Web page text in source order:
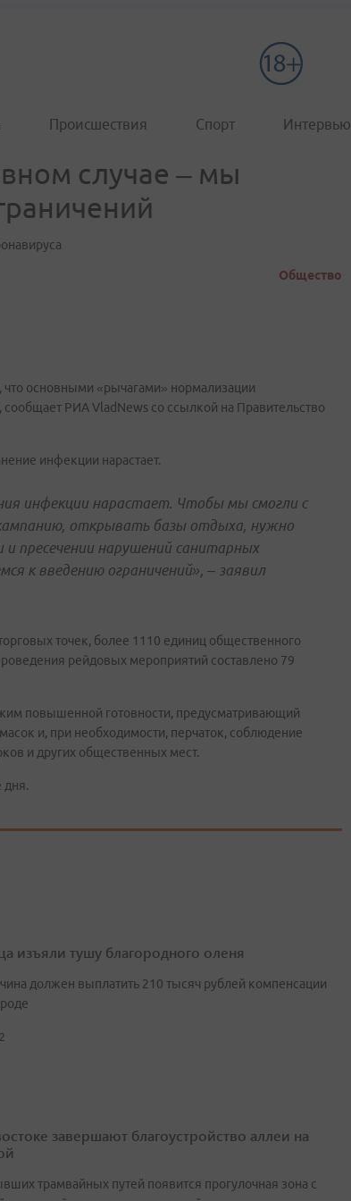
Происшествия Спорт Интервью
случае – мы
Общество
основными «рычагами» нормализации
РИА VladNews со ссылкой на Правительство
инфекции нарастает.
инфекции нарастает. Чтобы мы смогли с
открывать базы отдыха, нужно
пресечении нарушений санитарных
к введению ограничений», – заявил
точек, более 1110 единиц общественного
рейдовых мероприятий составлено 79
повышенной готовности, предусматривающий
и, при необходимости, перчаток, соблюдение
и других общественных мест.
дня.
изъяли тушу благородного оленя
должен выплатить 210 тысяч рублей компенсации
завершают благоустройство аллеи на
трамвайных путей появится прогулочная зона с